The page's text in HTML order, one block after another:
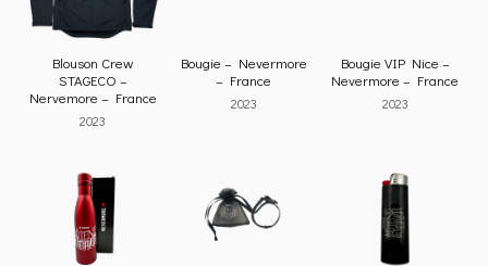
Blouson Crew
STAGECO –
Nervemore – France
2023
Bougie – Nevermore
– France
2023
Bougie VIP Nice –
Nevermore – France
2023